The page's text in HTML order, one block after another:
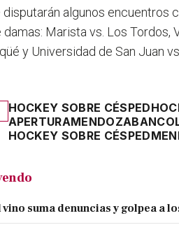
disputarán algunos encuentros
Marista vs. Los Tordos,
y Universidad de San Juan vs.
HOCKEY SOBRE CÉSPED
APERTURAMENDOZABANCO
HOCKEY SOBRE CÉSPED
suma denuncias y golpea a